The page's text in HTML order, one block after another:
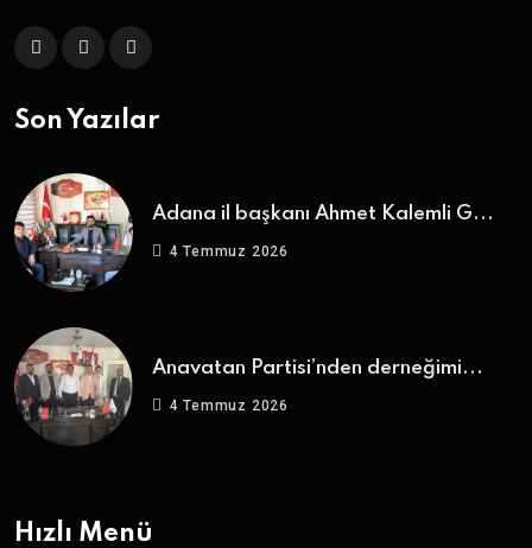
Son Yazılar
Adana il başkanı Ahmet Kalemli G...
4 Temmuz 2026
Anavatan Partisi’nden derneğimi...
4 Temmuz 2026
Hızlı Menü